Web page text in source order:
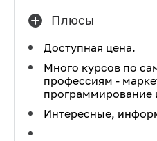
Плюсы
Доступная цена.
Много курсов по
профессиям -
программирование
Интересные,